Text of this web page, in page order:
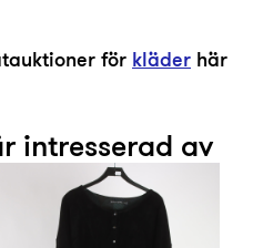
för kläder här
intresserad av